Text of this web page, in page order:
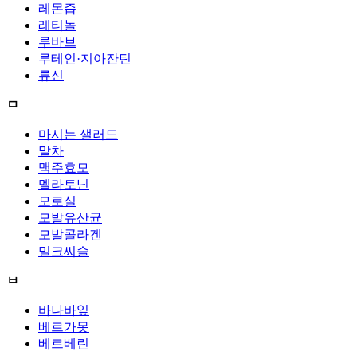
레몬즙
레티놀
루바브
루테인·지아잔틴
류신
ㅁ
마시는 샐러드
말차
맥주효모
멜라토닌
모로실
모발유산균
모발콜라겐
밀크씨슬
ㅂ
바나바잎
베르가못
베르베린